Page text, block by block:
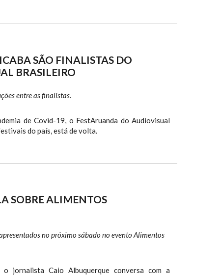
SÃO FINALISTAS DO
BRASILEIRO
entre as finalistas.
de Covid-19, o FestAruanda do Audiovisual
do país, está de volta.
SOBRE ALIMENTOS
no próximo sábado no evento Alimentos
jornalista Caio Albuquerque conversa com a